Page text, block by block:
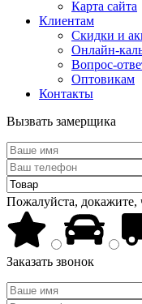
Карта сайта
Клиентам
Скидки и
Онлайн-
Вопрос-
Оптовикам
Контакты
Вызвать замерщика
Пожалуйста, докажите,
Заказать звонок